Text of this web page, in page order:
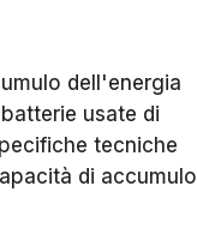
dell'energia
usate di
tecniche
di accumulo